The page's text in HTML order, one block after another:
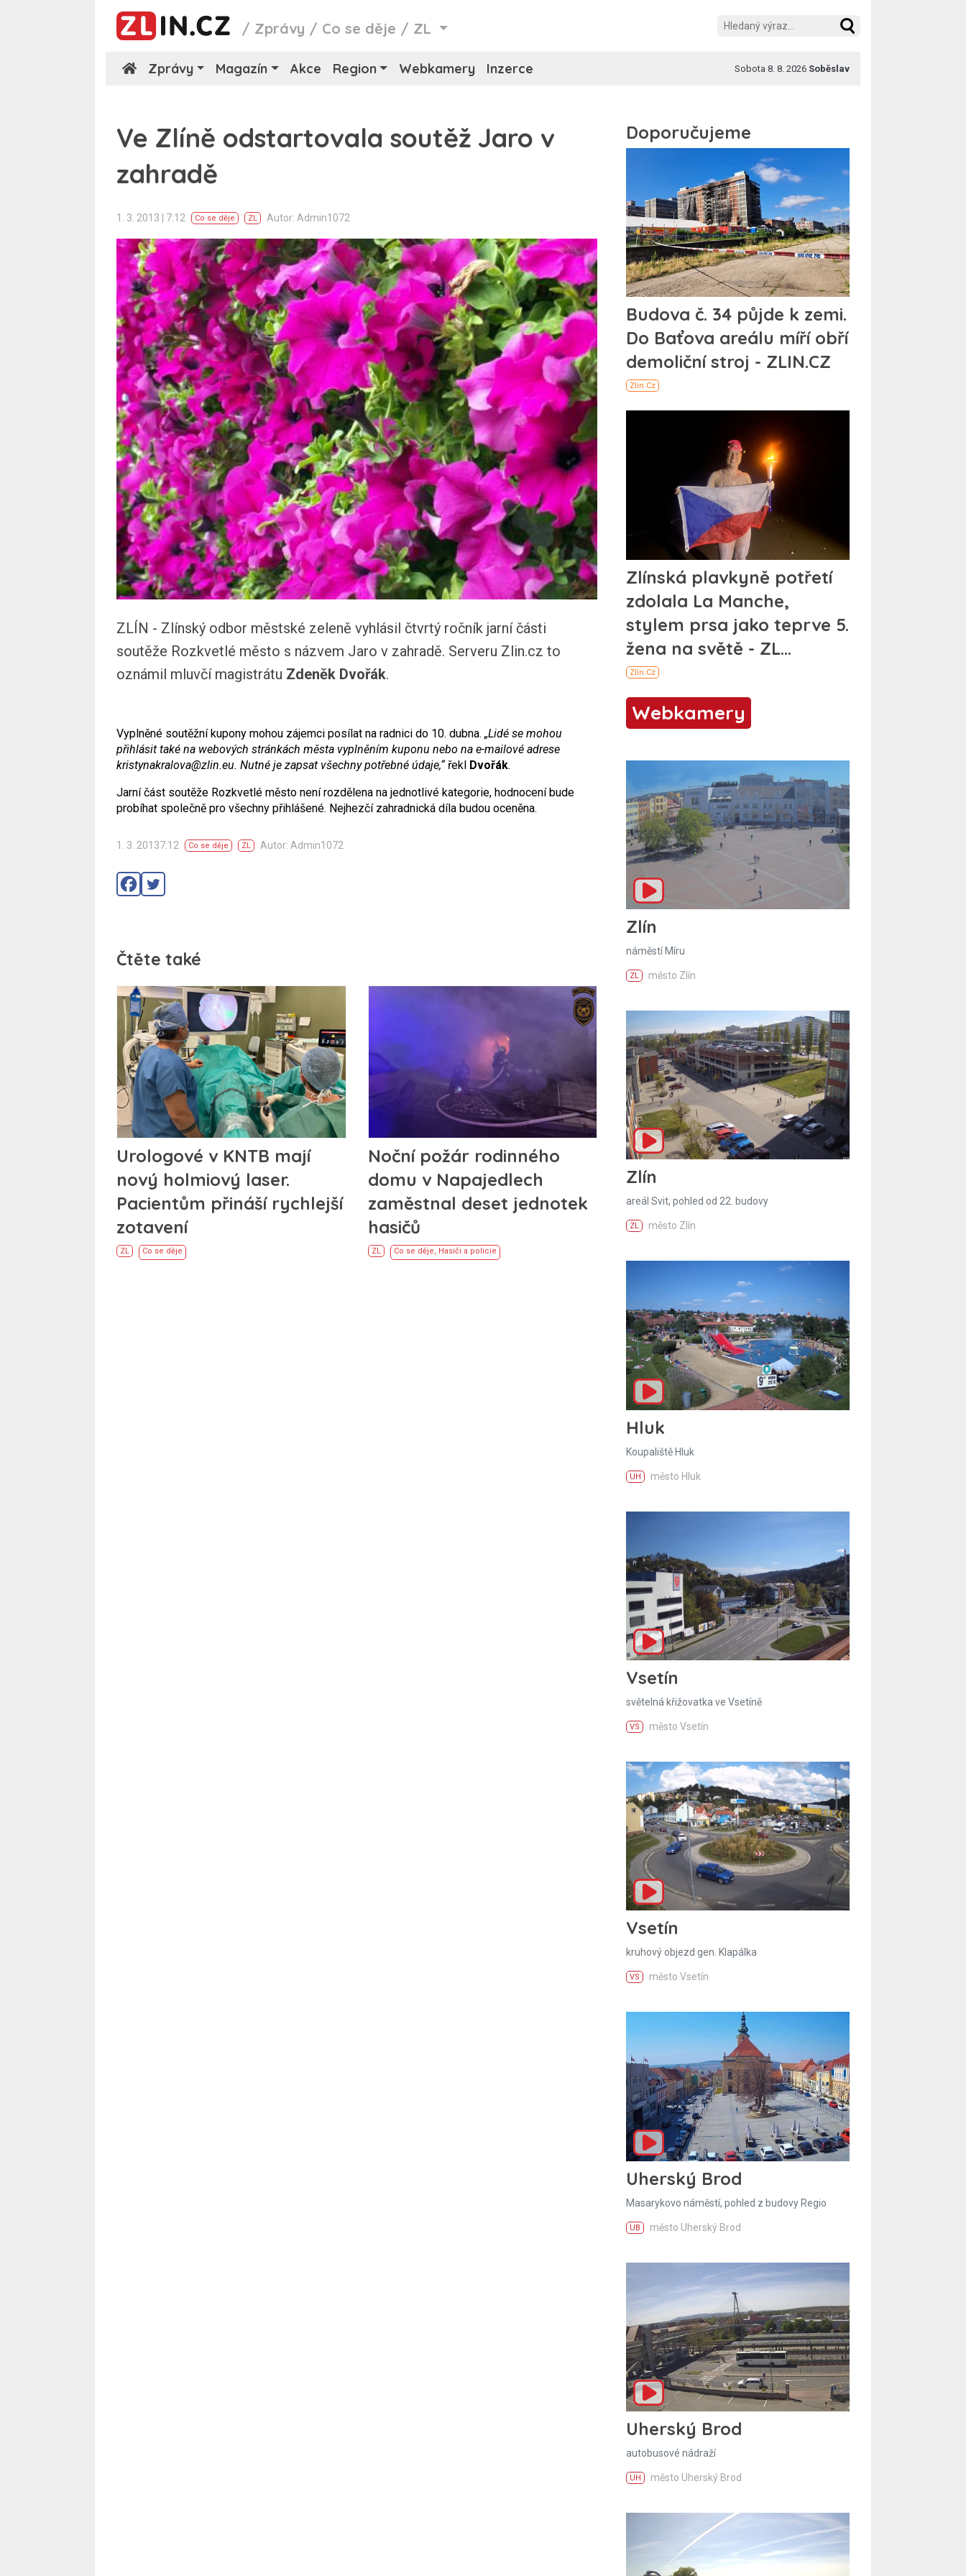
/ Zprávy / Co se děje / ZL
Zprávy Magazín Akce Region Webkamery Inzerce Sobota 8. 8. 2026 Soběslav
Ve Zlíně odstartovala soutěž Jaro v
zahradě
1. 3. 2013 | 7:12 Co se děje ZL Autor: Admin1072
ZLÍN - Zlínský odbor městské zeleně vyhlásil čtvrtý ročník jarní části
soutěže Rozkvetlé město s názvem Jaro v zahradě. Serveru Zlin.cz to
oznámil mluvčí magistrátu Zdeněk Dvořák.
Vyplněné soutěžní kupony mohou zájemci posílat na radnici do 10. dubna. „Lidé se mohou
přihlásit také na webových stránkách města vyplněním kuponu nebo na e-mailové adrese
kristynakralova@zlin.eu. Nutné je zapsat všechny potřebné údaje,“řekl Dvořák.
Jarní část soutěže Rozkvetlé město není rozdělena na jednotlivé kategorie, hodnocení bude
probíhat společně pro všechny přihlášené. Nejhezčí zahradnická díla budou oceněna.
1. 3. 20137:12 Co se děje ZL Autor: Admin1072
Čtěte také
Urologové v KNTB mají
nový holmiový laser.
Pacientům přináší rychlejší
zotavení
ZL Co se děje
Noční požár rodinného
domu v Napajedlech
zaměstnal deset jednotek
hasičů
ZL Co se děje, Hasiči a policie
Webkamery
Zlín
náměstí Míru
ZL město Zlín
Zlín
areál Svit, pohled od 22. budovy
ZL město Zlín
Hluk
Koupaliště Hluk
UH město Hluk
Vsetín
světelná křižovatka ve Vsetíně
VS město Vsetín
Vsetín
kruhový objezd gen. Klapálka
VS město Vsetín
Uherský Brod
Masarykovo náměstí, pohled z budovy Regio
UB město Uherský Brod
Uherský Brod
autobusové nádraží
UH město Uherský Brod